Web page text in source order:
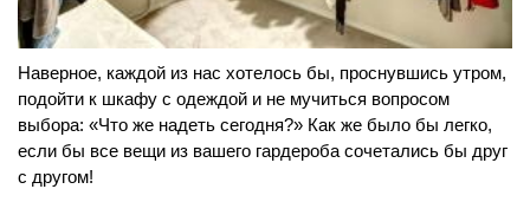
Наверное, каждой из нас хотелось бы, проснувшись утром,
подойти к шкафу с одеждой и не мучиться вопросом
выбора: «Что же надеть сегодня?» Как же было бы легко,
если бы все вещи из вашего гардероба сочетались бы друг
с другом!